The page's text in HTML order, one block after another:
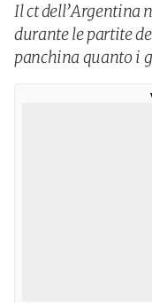
Il ct dell’Argentina
durante le partite
panchina quanto i